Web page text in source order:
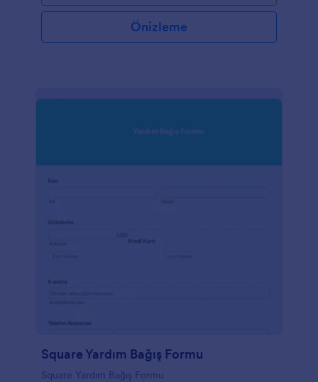
Önizleme
Square Yardım Bağış Formu
Square Yardım Bağış Formu